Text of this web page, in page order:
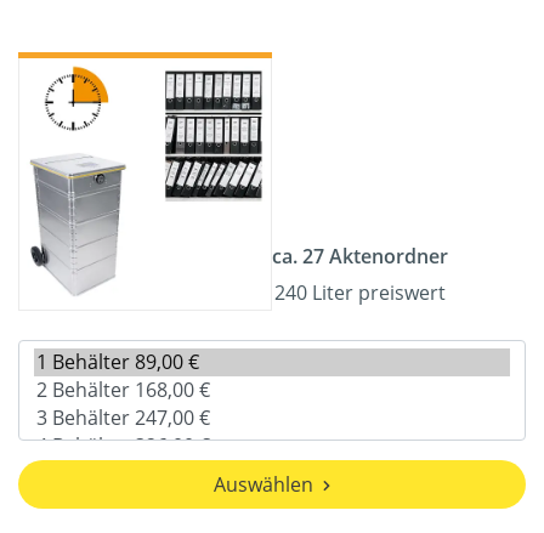
ca. 27 Aktenordner
240 Liter preiswert
Auswählen